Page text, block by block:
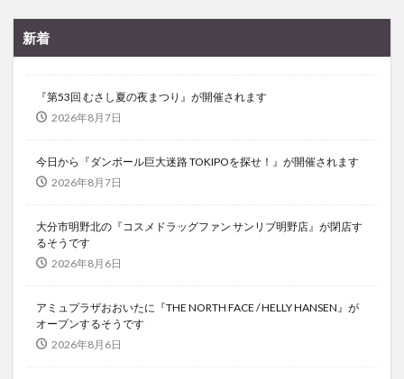
新着
『第53回 むさし夏の夜まつり』が開催されます
2026年8月7日
今日から『ダンボール巨大迷路 TOKIPOを探せ！』が開催されます
2026年8月7日
大分市明野北の『コスメドラッグファン サンリブ明野店』が閉店す
るそうです
2026年8月6日
アミュプラザおおいたに『THE NORTH FACE / HELLY HANSEN』が
オープンするそうです
2026年8月6日